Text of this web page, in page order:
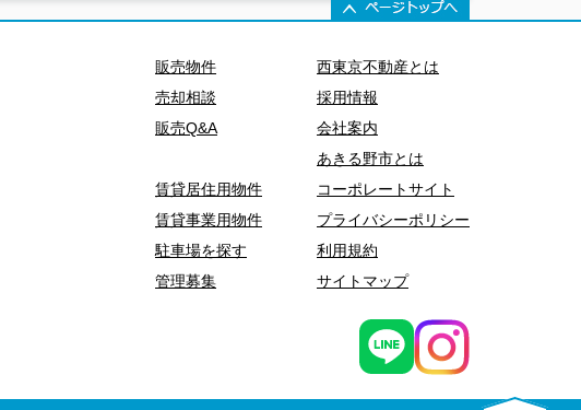
販売物件
売却相談
販売Q&A
賃貸居住用物件
賃貸事業用物件
駐車場を探す
管理募集
西東京不動産とは
採用情報
会社案内
あきる野市とは
コーポレートサイト
プライバシーポリシー
利用規約
サイトマップ